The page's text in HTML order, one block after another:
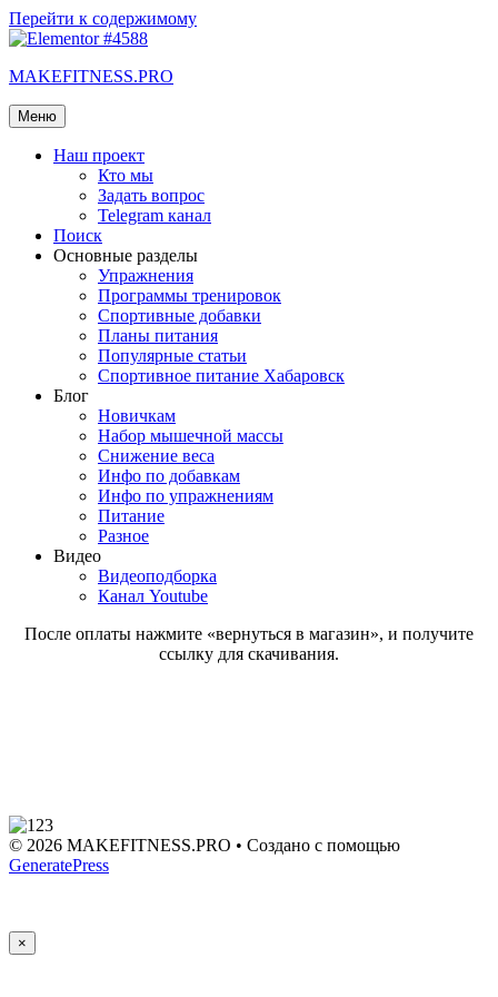
Перейти к содержимому
MAKEFITNESS.PRO
Меню
Наш проект
Кто мы
Задать вопрос
Telegram канал
Поиск
Основные разделы
Упражнения
Программы тренировок
Спортивные добавки
Планы питания
Популярные статьи
Спортивное питание Хабаровск
Блог
Новичкам
Набор мышечной массы
Снижение веса
Инфо по добавкам
Инфо по упражнениям
Питание
Разное
Видео
Видеоподборка
Канал Youtube
После оплаты нажмите «вернуться в магазин», и получите
ссылку для скачивания.
© 2026 MAKEFITNESS.PRO • Создано с помощью
GeneratePress
×